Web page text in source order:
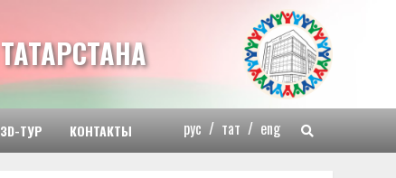
3D-ТУР КОНТАКТЫ рус / тат / eng